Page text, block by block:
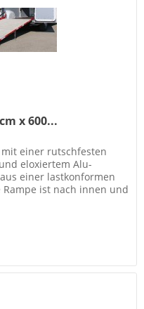
x 600...
einer rutschfesten
eloxiertem Alu-
einer lastkonformen
ist nach innen und